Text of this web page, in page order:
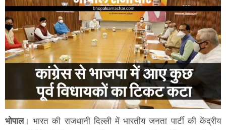
भोपाल। भारत की राजधानी दिल्ली में भारतीय जनता पार्टी की केंद्रीय